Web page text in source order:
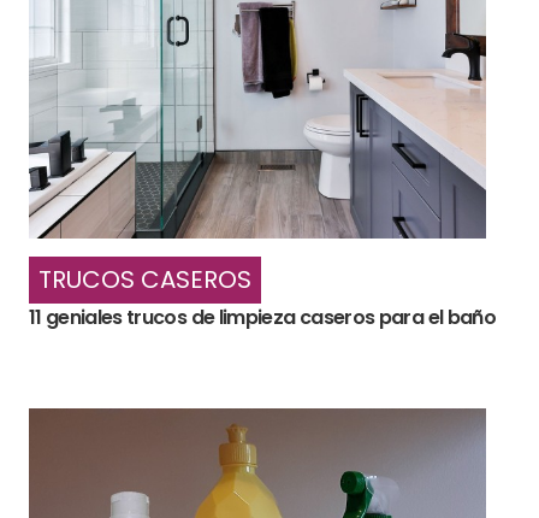
TRUCOS CASEROS
11 geniales trucos de limpieza caseros para el baño